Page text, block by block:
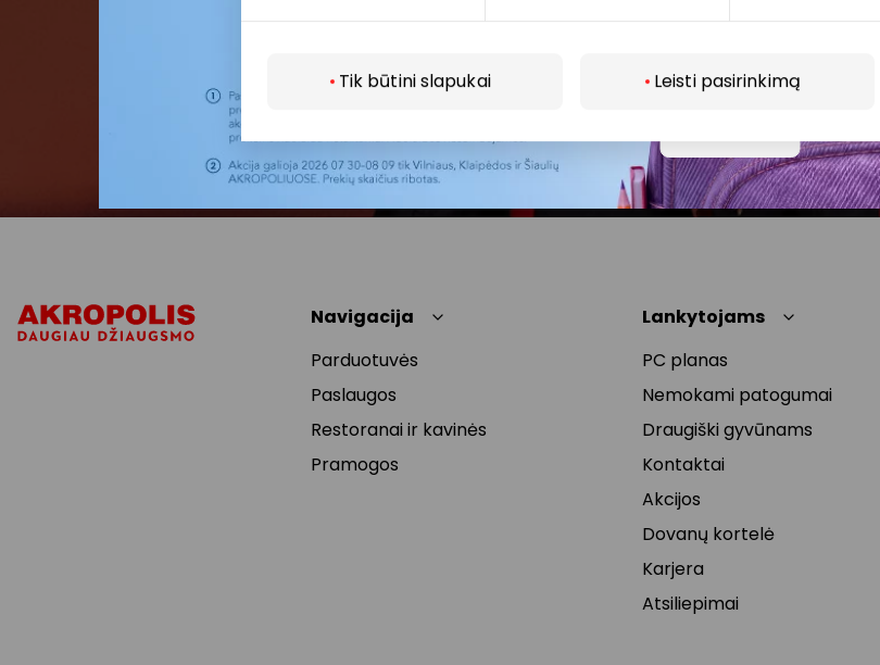
Tik būtini slapukai Leisti pasirinkimą
naujienlaiškyje arba kreipiantis
Navigacija
Parduotuvės
Paslaugos
Restoranai ir kavinės
Pramogos
Lankytojams
PC planas
Nemokami patogumai
Draugiški gyvūnams
Kontaktai
Akcijos
Dovanų kortelė
Karjera
Atsiliepimai